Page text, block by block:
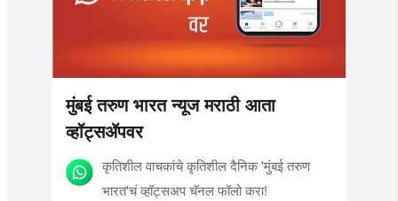
मुंबई तरुण भारत न्यूज मराठी आता
व्हॉट्सॲपवर
कृतिशील वाचकांचे कृतिशील दैनिक 'मुंबई तरुण
भारत'चं व्हॉट्सअप चॅनल फॉलो करा!